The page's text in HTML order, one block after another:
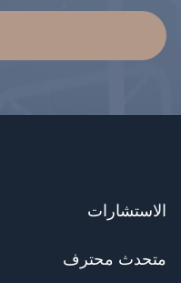
الاستشارات
متحدث محترف